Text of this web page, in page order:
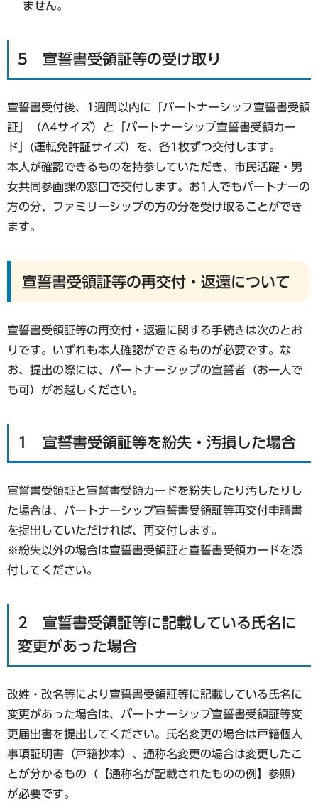
ません。
5 宣誓書受領証等の受け取り
宣誓書受付後、1週間以内に「パートナーシップ宣誓書受領
証」（A4サイズ）と「パートナーシップ宣誓書受領カー
ド」(運転免許証サイズ）を、各1枚ずつ交付します。
本人が確認できるものを持参していただき、市民活躍・男
女共同参画課の窓口で交付します。お1人でもパートナーの
方の分、ファミリーシップの方の分を受け取ることができ
ます。
宣誓書受領証等の再交付・返還について
宣誓書受領証等の再交付・返還に関する手続きは次のとお
りです。いずれも本人確認ができるものが必要です。な
お、提出の際には、パートナーシップの宣誓者（お一人で
も可）がお越しください。
1 宣誓書受領証等を紛失・汚損した場合
宣誓書受領証と宣誓書受領カードを紛失したり汚したりし
た場合は、パートナーシップ宣誓書受領証等再交付申請書
を提出していただければ、再交付します。
※紛失以外の場合は宣誓書受領証と宣誓書受領カードを添
付してください。
2 宣誓書受領証等に記載している氏名に
変更があった場合
改姓・改名等により宣誓書受領証等に記載している氏名に
変更があった場合は、パートナーシップ宣誓書受領証等変
更届出書を提出してください。氏名変更の場合は戸籍個人
事項証明書（戸籍抄本）、通称名変更の場合は変更したこ
とが分かるもの（【通称名が記載されたものの例】参照）
が必要です。